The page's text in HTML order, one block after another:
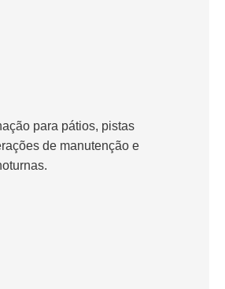
para pátios, pistas
de manutenção e